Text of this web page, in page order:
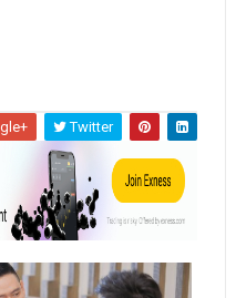
Twitter